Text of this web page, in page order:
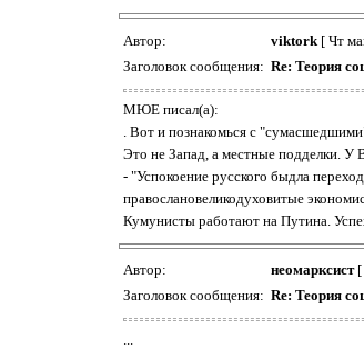
Автор: viktork [ Чт
Заголовок сообщения: Re: Теория
МЮЕ писал(а):
. Вот и познакомься с
Это не Запад, а местные подделки. У
- "Успокоение русского быдла
правослановеликодуховитые
Кумунисты работают на Путина.
Автор: неомарксист[
Заголовок сообщения: Re: Теория